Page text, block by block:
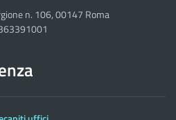
n. 106, 00147 Roma